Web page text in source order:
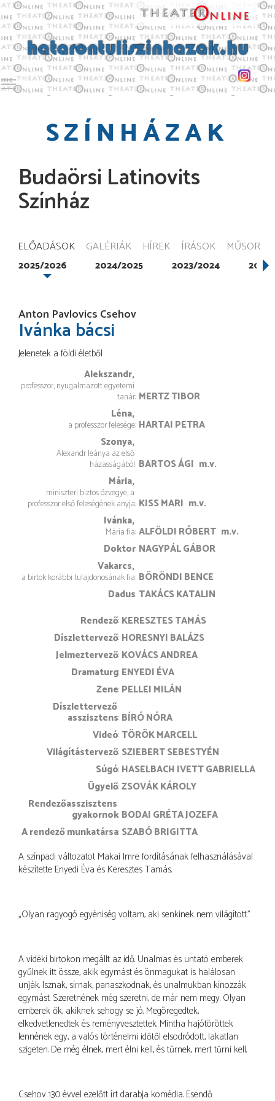
Toggle main menu visibility
SZÍNHÁZAK
Budaörsi Latinovits
Színház
ELŐADÁSOK GALÉRIÁK HÍREK ÍRÁSOK MŰSOR
2025/2026 2024/2025 2023/2024
Anton Pavlovics Csehov
Ivánka bácsi
Jelenetek a földi életből
Alekszandr
professzor, nyugalmazott egyetemi
tanár MERTZ TIBOR
Léna
a professzor felesége HARTAI PETRA
Szonya
Alexandr leánya az első
házasságából BARTOS ÁGI m.v.
Mária
miniszteri biztos özvegye, a
professzor első feleségének anyja KISS MARI m.v.
Ivánka
Mária fia ALFÖLDI RÓBERT m.v.
Doktor NAGYPÁL GÁBOR
Vakarcs
a birtok korábbi tulajdonosának fia BÖRÖNDI BENCE
Dadus TAKÁCS KATALIN
rendező KERESZTES TAMÁS
díszlettervező HORESNYI BALÁZS
jelmeztervező KOVÁCS ANDREA
dramaturg ENYEDI ÉVA
zene PELLEI MILÁN
díszlettervező
asszisztens BÍRÓ NÓRA
videó TÖRÖK MARCELL
világítástervező SZIEBERT SEBESTYÉN
súgó HASELBACH IVETT GABRIELLA
ügyelő ZSOVÁK KÁROLY
rendezőasszisztens
gyakornok BODAI GRÉTA JOZEFA
a rendező munkatársa SZABÓ BRIGITTA
A színpadi változatot Makai Imre fordításának felhasználásával
készítette Enyedi Éva és Keresztes Tamás.
„Olyan ragyogó egyéniség voltam, aki senkinek nem világított.”
A vidéki birtokon megállt az idő. Unalmas és untató emberek
gyűlnek itt össze, akik egymást és önmagukat is halálosan
unják. Isznak, sírnak, panaszkodnak, és unalmukban kínozzák
egymást. Szeretnének még szeretni, de már nem megy. Olyan
emberek ők, akiknek sehogy se jó. Megöregedtek,
elkedvetlenedtek és reményvesztettek. Mintha hajótöröttek
lennének egy, a valós történelmi időtől elsodródott, lakatlan
szigeten. De még élnek, mert élni kell, és tűrnek, mert tűrni kell.
Csehov 130 évvel ezelőtt írt darabja komédia. Esendő